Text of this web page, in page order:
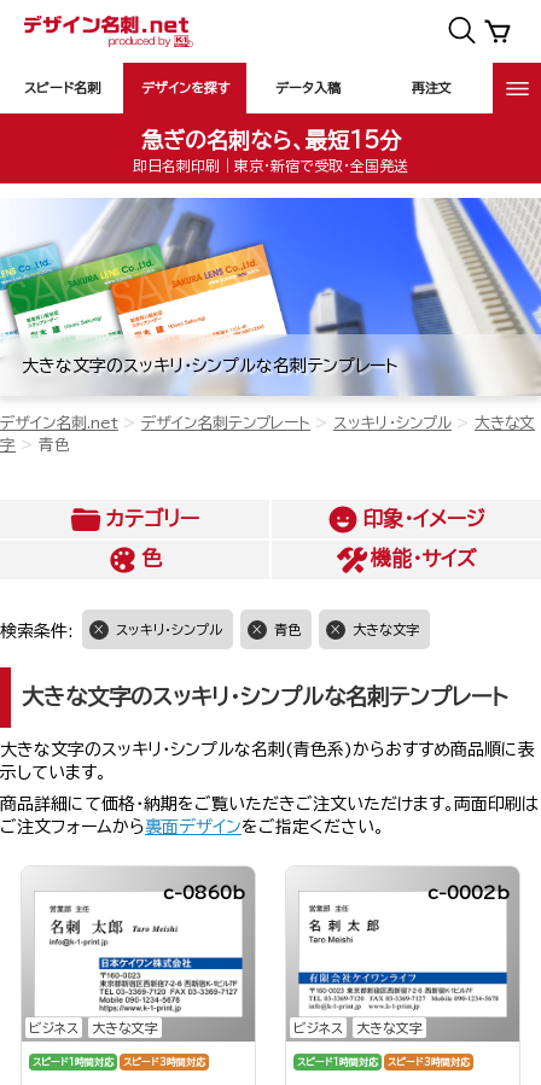
スピード名刺 デザインを探す データ入稿 再注文
急ぎの名刺なら、最短15分
即日名刺印刷｜東京・新宿で受取・全国発送
大きな文字のスッキリ・シンプルな名刺テンプレート
デザイン名刺.net デザイン名刺テンプレート スッキリ・シンプル
大きな文
字
青色
カテゴリー
印象・イメージ
色
機能・サイズ
検索条件: スッキリ・シンプル 青色 大きな文字
大きな文字のスッキリ・シンプルな名刺テンプレート
大きな文字のスッキリ・シンプルな名刺(青色系)からおすすめ商品順に表
示しています。
商品詳細にて価格・納期をご覧いただきご注文いただけます。両面印刷は
ご注文フォームから裏面デザインをご指定ください。
ビジネス 大きな文字
c-0860b
スピード1時間対応 スピード3時間対応
ビジネス 大きな文字
c-0002b
スピード1時間対応 スピード3時間対応